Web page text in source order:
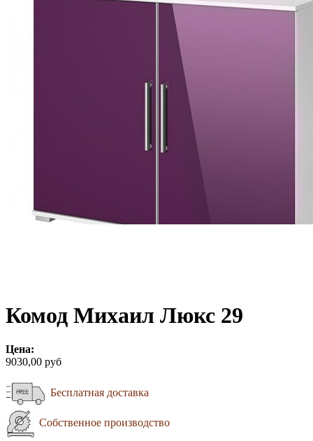
Комод Михаил Люкс 29
Цена:
9030,00 руб
Бесплатная доставка
Собственное производство